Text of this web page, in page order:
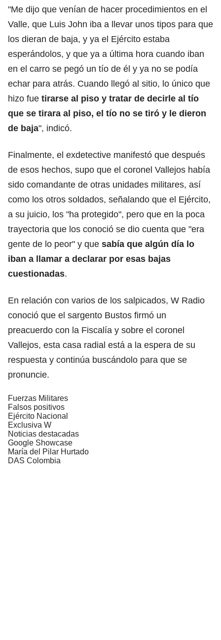
"Me dijo que venían de hacer procedimientos en el
Valle, que Luis John iba a llevar unos tipos para que
los dieran de baja, y ya el Ejército estaba
esperándolos, y que ya a última hora cuando iban
en el carro se pegó un tío de él y ya no se podía
echar para atrás. Cuando llegó al sitio, lo único que
hizo fue tirarse al piso y tratar de decirle al tío
que se tirara al piso, el tío no se tiró y le dieron
de baja", indicó.
Finalmente, el exdetective manifestó que después
de esos hechos, supo que el coronel Vallejos había
sido comandante de otras unidades militares, así
como los otros soldados, señalando que el Ejército,
a su juicio, los "ha protegido", pero que en la poca
trayectoria que los conoció se dio cuenta que "era
gente de lo peor" y que sabía que algún día lo
iban a llamar a declarar por esas bajas
cuestionadas.
En relación con varios de los salpicados, W Radio
conoció que el sargento Bustos firmó un
preacuerdo con la Fiscalía y sobre el coronel
Vallejos, esta casa radial está a la espera de su
respuesta y continúa buscándolo para que se
pronuncie.
Fuerzas Militares
Falsos positivos
Ejército Nacional
Exclusiva W
Noticias destacadas
Google Showcase
María del Pilar Hurtado
DAS Colombia